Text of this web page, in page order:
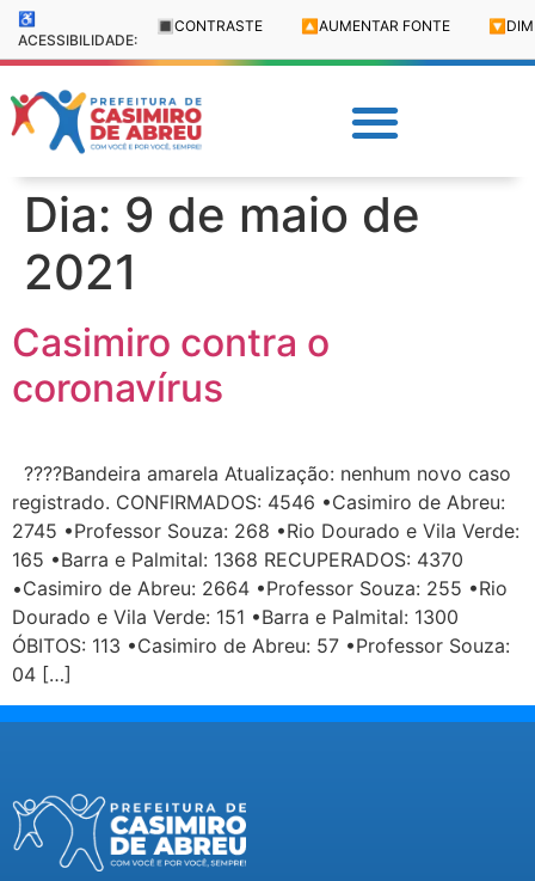
♿
ACESSIBILIDADE:
🔳 CONTRASTE 🔼 AUMENTAR FONTE 🔽
Dia: 9 de maio de
2021
Casimiro contra o
coronavírus
????Bandeira amarela Atualização: nenhum novo caso
registrado. CONFIRMADOS: 4546 •Casimiro de Abreu:
2745 •Professor Souza: 268 •Rio Dourado e Vila Verde:
165 •Barra e Palmital: 1368 RECUPERADOS: 4370
•Casimiro de Abreu: 2664 •Professor Souza: 255 •Rio
Dourado e Vila Verde: 151 •Barra e Palmital: 1300
ÓBITOS: 113 •Casimiro de Abreu: 57 •Professor Souza:
04 […]